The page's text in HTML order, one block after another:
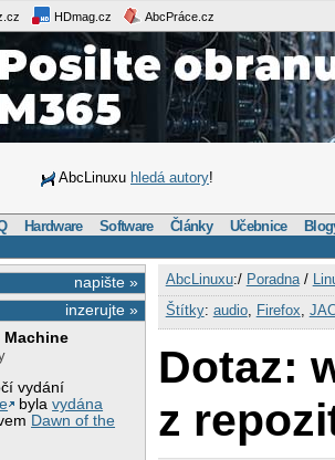
HDmag.cz AbcPráce.cz
AbcLinuxu hledá autory!
Hardware Software Články Učebnice
napište »
inzerujte »
Machine
vydání
bylavydána
Dawn of the
AbcLinuxu:/ Poradna/
Štítky: audio, Firefox
Dotaz:
z